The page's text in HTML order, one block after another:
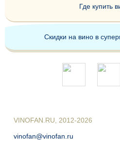
Где купить
Скидки на вино в
VINOFAN.RU, 2012-2026
vinofan@vinofan.ru